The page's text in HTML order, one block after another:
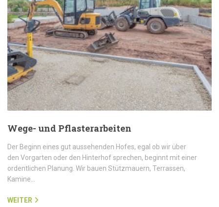
Wege- und Pflasterarbeiten
Der Beginn eines gut aussehenden Hofes, egal ob wir über
den Vorgarten oder den Hinterhof sprechen, beginnt mit einer
ordentlichen Planung. Wir bauen Stützmauern, Terrassen,
Kamine…
WEITER